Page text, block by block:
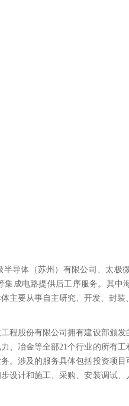
导体（苏州）有限公司、太极
集成电路提供后工序服务。其
主要从事自主研究、开发、封装
程股份有限公司拥有建设部颁
、冶金等全部21个行业的所有
。涉及的服务具体包括投资项
设计和施工、采购、安装调试